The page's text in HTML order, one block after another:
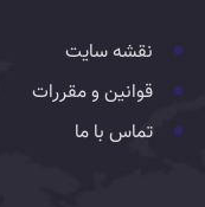
نقشه سایت
قوانین و مقررات
تماس با ما